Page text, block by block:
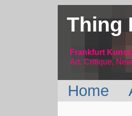
Thing
Frankfurt
Art, Critique,
Home